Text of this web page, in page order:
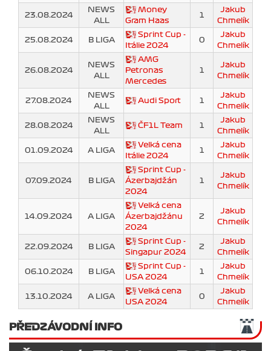
23.08.2024
NEWS
ALL
Money
Gram Haas
1
Jakub
Chmelík
25.08.2024 B LIGA
Sprint Cup -
Itálie 2024
0
Jakub
Chmelík
26.08.2024
NEWS
ALL
AMG
Petronas
Mercedes
1
Jakub
Chmelík
27.08.2024
NEWS
ALL
Audi Sport 1
Jakub
Chmelík
28.08.2024
NEWS
ALL
ČF1L Team 1
Jakub
Chmelík
01.09.2024 A LIGA
Velká cena
Itálie 2024
1
Jakub
Chmelík
07.09.2024 B LIGA
Sprint Cup -
Ázerbajdžán
2024
1
Jakub
Chmelík
14.09.2024 A LIGA
Velká cena
Ázerbajdžánu
2024
2
Jakub
Chmelík
22.09.2024 B LIGA
Sprint Cup -
Singapur 2024
2
Jakub
Chmelík
06.10.2024 B LIGA
Sprint Cup -
USA 2024
1
Jakub
Chmelík
13.10.2024 A LIGA
Velká cena
USA 2024
0
Jakub
Chmelík
PŘEDZÁVODNÍ INFO